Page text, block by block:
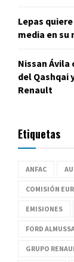
Lepas
media en su
Nissan
del Qashqai
Renault
Etiquetas
ANFAC
COMISIÓN
EMISIONES
FORD
GRUPO